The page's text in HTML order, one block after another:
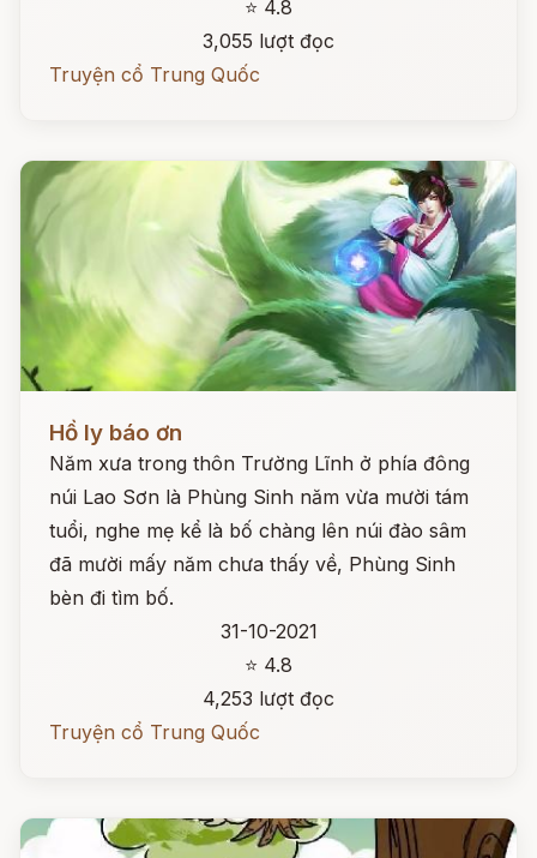
⭐ 4.8
3,055 lượt đọc
Truyện cổ Trung Quốc
Đọc ngay
Hồ ly báo ơn
Năm xưa trong thôn Trường Lĩnh ở phía đông
núi Lao Sơn là Phùng Sinh năm vừa mười tám
tuổi, nghe mẹ kể là bố chàng lên núi đào sâm
đã mười mấy năm chưa thấy về, Phùng Sinh
bèn đi tìm bố.
31-10-2021
⭐ 4.8
4,253 lượt đọc
Truyện cổ Trung Quốc